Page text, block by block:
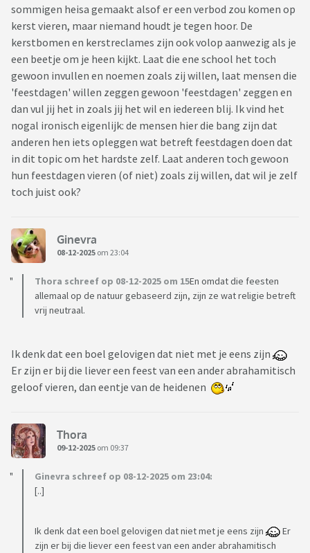
sommigen heisa gemaakt alsof er een verbod zou komen op
kerst vieren, maar niemand houdt je tegen hoor. De
kerstbomen en kerstreclames zijn ook volop aanwezig als je
een beetje om je heen kijkt. Laat die ene school het toch
gewoon invullen en noemen zoals zij willen, laat mensen die
'feestdagen' willen zeggen gewoon 'feestdagen' zeggen en
dan vul jij het in zoals jij het wil en iedereen blij. Ik vind het
nogal ironisch eigenlijk: de mensen hier die bang zijn dat
anderen hen iets opleggen wat betreft feestdagen doen dat
in dit topic om het hardste zelf. Laat anderen toch gewoon
hun feestdagen vieren (of niet) zoals zij willen, dat wil je zelf
toch juist ook?
Ginevra
08-12-2025 om 23:04
Thora schreef op 08-12-2025 om 15En omdat die feesten
allemaal op de natuur gebaseerd zijn, zijn ze wat religie betreft
vrij neutraal.
Ik denk dat een boel gelovigen dat niet met je eens zijn
Er zijn er bij die liever een feest van een ander abrahamitisch
geloof vieren, dan eentje van de heidenen
Thora
09-12-2025 om 09:37
Ginevra schreef op 08-12-2025 om 23:04:
[..]
Ik denk dat een boel gelovigen dat niet met je eens zijn
Er
zijn er bij die liever een feest van een ander abrahamitisch